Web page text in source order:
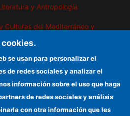
y Antropología
Culturas del Mediterráneo y
Bienes Públicos
se usan para personalizar el
de redes sociales y analizar el
información sobre el uso que haga
de redes sociales y análisis
con otra información que les